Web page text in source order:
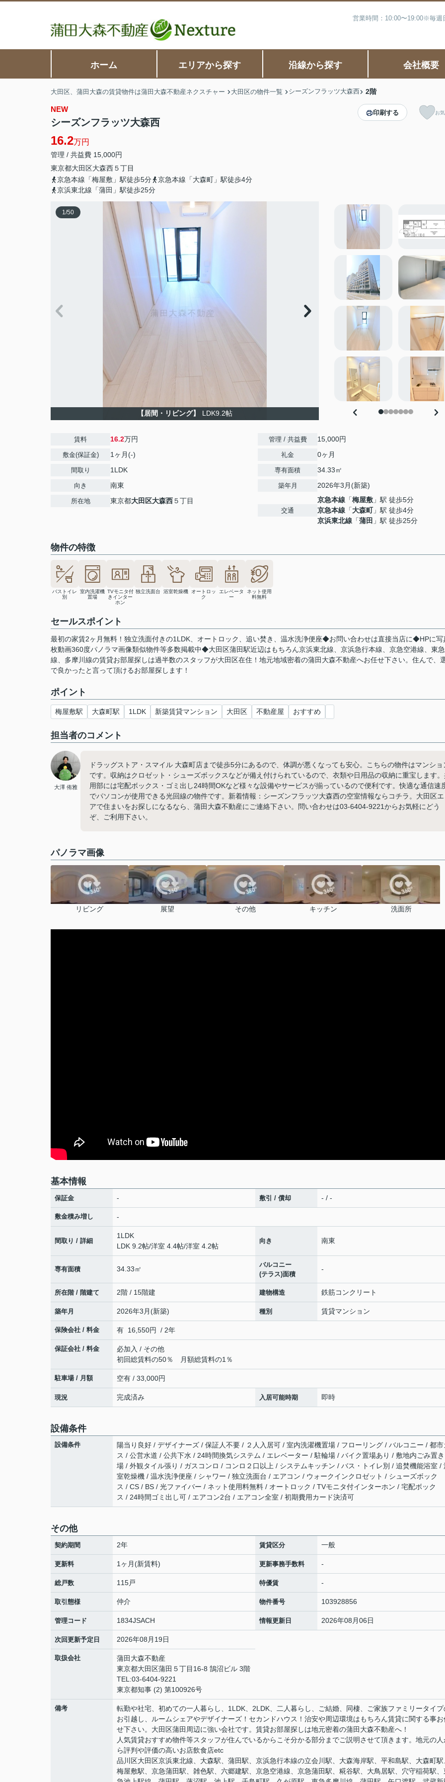
営業時間：10:00〜19:00※毎
ホーム エリアから探す 沿線から探す 会社概要
大田区、蒲田大森の賃貸物件は蒲田大森不動産ネクスチャー 大田区の物件一覧 シーズンフラッツ大森西 2階
NEW
シーズンフラッツ大森西
16.2万円
管理 / 共益費 15,000円
東京都大田区大森西５丁目
京急本線「梅屋敷」駅徒歩5分
京急本線「大森町」駅徒歩4分
京浜東北線「蒲田」駅徒歩25分
印刷する お
1/50
【居間・リビング】 LDK9.2帖
賃料 16.2万円
敷金(保証金) 1ヶ月(-)
間取り 1LDK
向き 南東
所在地 東京都大田区大森西５丁目
管理 / 共益費 15,000円
礼金 0ヶ月
専有面積 34.33㎡
築年月 2026年3月(新築)
交通
京急本線 「梅屋敷 」駅 徒歩5分
京急本線 「大森町」駅 徒歩4分
京浜東北線 「蒲田 」駅 徒歩25分
物件の特徴
バストイレ
別
室内洗濯機
置場
TVモニタ付
きインター
ホン
独立洗面台 浴室乾燥機
オートロッ
ク
エレベータ
ー
ネット使用
料無料
セールスポイント
最初の家賃2ヶ月無料！独立洗面付きの1LDK、オートロック、追い焚き、温水洗浄便座◆お問い合わせは直接当店に◆HPに写
枚動画360度パノラマ画像類似物件等多数掲載中◆大田区蒲田駅近辺はもちろん京浜東北線、京浜急行本線、京急空港線、東
線、多摩川線の賃貸お部屋探しは過半数のスタッフが大田区在住！地元地域密着の蒲田大森不動産へお任せ下さい。住んで、
で良かったと言って頂けるお部屋探します！
ポイント
梅屋敷駅 大森町駅 1LDK 新築賃貸マンション 大田区 不動産屋 おすすめ
担当者のコメント
大澤 侑雅
ドラッグストア・スマイル 大森町店まで徒歩5分にあるので、体調が悪くなっても安心。こちらの物件はマンショ
です。収納はクロゼット・シューズボックスなどが備え付けられているので、衣類や日用品の収納に重宝します
用部には宅配ボックス・ゴミ出し24時間OKなど様々な設備やサービスが揃っているので便利です。快適な通信速
でパソコンが使用できる光回線の物件です。新着情報：シーズンフラッツ大森西の空室情報ならコチラ。大田区エ
アで住まいをお探しになるなら、蒲田大森不動産にご連絡下さい。問い合わせは03-6404-9221からお気軽にどう
ぞ、ご利用下さい。
パノラマ画像
リビング 展望 その他 キッチン 洗面所
基本情報
保証金 - 敷引 / 償却 - / -
敷金積み増し -
間取り / 詳細
1LDK
LDK 9.2帖/洋室 4.4帖/洋室 4.2帖
向き 南東
専有面積 34.33㎡
バルコニー
(テラス)面積
-
所在階 / 階建て 2階 / 15階建 建物構造 鉄筋コンクリート
築年月 2026年3月(新築) 種別 賃貸マンション
保険会社 / 料金 有 16,550円 / 2年
保証会社 / 料金
必加入 / その他
初回総賃料の50％ 月額総賃料の1％
駐車場 / 月額 空有 / 33,000円
現況 完成済み 入居可能時期 即時
設備条件
設備条件
陽当り良好 / デザイナーズ / 保証人不要 / ２人入居可 / 室内洗濯機置場 / フローリング / バルコニー / 都市
ス / 公営水道 / 公共下水 / 24時間換気システム / エレベーター / 駐輪場 / バイク置場あり / 敷地内ごみ置き
場 / 外観タイル張り / ガスコンロ / コンロ２口以上 / システムキッチン / バス・トイレ別 / 追焚機能浴室 /
室乾燥機 / 温水洗浄便座 / シャワー / 独立洗面台 / エアコン / ウォークインクロゼット / シューズボック
ス / CS / BS / 光ファイバー / ネット使用料無料 / オートロック / TVモニタ付インターホン / 宅配ボック
ス / 24時間ゴミ出し可 / エアコン2台 / エアコン全室 / 初期費用カード決済可
その他
契約期間 2年 賃貸区分 一般
更新料 1ヶ月(新賃料) 更新事務手数料 -
総戸数 115戸 特優賃 -
取引態様 仲介 物件番号 103928856
管理コード 1834JSACH 情報更新日 2026年08月06日
次回更新予定日 2026年08月19日
取扱会社
蒲田大森不動産
東京都大田区蒲田５丁目16-8 鵠沼ビル 3階
TEL:03-6404-9221
東京都知事 (2) 第100926号
備考
転勤や社宅、初めての一人暮らし、1LDK、2LDK、二人暮らし、ご結婚、同棲、ご家族ファミリータイプ
お引越し、ルームシェアやデザイナーズ！セカンドハウス！治安や周辺環境はもちろん賃貸に関する事お
せ下さい。大田区蒲田周辺に強い会社です。賃貸お部屋探しは地元密着の蒲田大森不動産へ！
人気賃貸おすすめ物件等スタッフが住んでいるからこそ分かる部分までご説明させて頂きます。地元の人
ら評判や評価の高いお店飲食店etc
品川区大田区京浜東北線、大森駅、蒲田駅、京浜急行本線の立会川駅、大森海岸駅、平和島駅、大森町駅
梅屋敷駅、京急蒲田駅、雑色駅、六郷建駅、京急空港線、京急蒲田駅、糀谷駅、大鳥居駅、穴守稲荷駅、